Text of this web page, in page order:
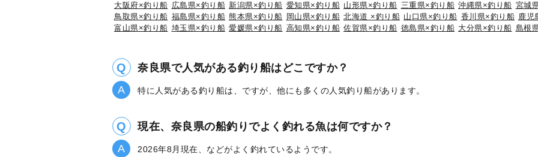
大阪府×釣り船 広島県×釣り船 新潟県×釣り船 愛知県×釣り船 山形県×釣り船 三重県×釣り船 沖縄県×釣り船 宮城
鳥取県×釣り船 福島県×釣り船 熊本県×釣り船 岡山県×釣り船 北海道 ×釣り船 山口県×釣り船 香川県×釣り船 鹿児
富山県×釣り船 埼玉県×釣り船 愛媛県×釣り船 高知県×釣り船 佐賀県×釣り船 徳島県×釣り船 大分県×釣り船 島根
奈良県で人気がある釣り船はどこですか？
特に人気がある釣り船は、ですが、他にも多くの人気釣り船があります。
現在、奈良県の船釣りでよく釣れる魚は何ですか？
2026年8月現在、などがよく釣れているようです。